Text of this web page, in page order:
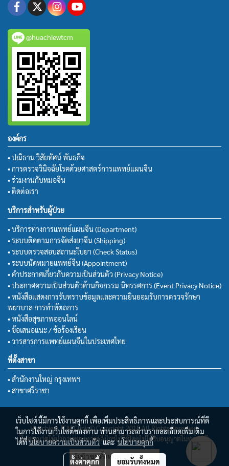
@huachiewtcm
องค์กร
• ปณิธาน วิสัยทัศน์ พันธกิจ
• การตรวจวินิจฉัยโรคด้วยศาสตร์การแพทย์แผนจีน
• ร่วมงานกับหมอจีน
• ติดต่อเรา
บริการสำหรับผู้ป่วย
• บริการทางการแพทย์แผนจีน (Department)
• ระบบติดตามการจัดส่งยาจีน (Shipping)
• ระบบตรวจสอบสถานะใบยา (Check Status)
• ระบบนัดหมายแพทย์จีน (Appointment)
• คำประกาศเกี่ยวกับความเป็นส่วนตัว (Privacy Notice)
• ประกาศความเป็นส่วนตัวด้านกิจกรรม นิทรรศการ (Event Privacy Notice)
• หนังสือแสดงการรับทราบข้อมูลและความยินยอมรับการตรวจรักษา
พยาบาล การทำหัตถการ
• หนังสือสุขภาพออนไลน์
• ข้อเสนอแนะ / ข้อร้องเรียน
• วารสารการแพทย์แผนจีนในประเทศไทย
ที่ตั้งสาขา
• สำนักงานใหญ่ กรุงเทพฯ
• สาขาศรีราชา
Huachiew TCM Clinic© Copyright 2018 All Rights Reserved.
ไม่อนุญาตให้นำภาพของทางคลินิกฯไปใช้โดยไม่ได้รับอนุญาตในทุกกรณี
ผู้เข้าชมทั้งหมด
เว็บไซต์นี้มีการใช้งานคุกกี้ เพื่อเพิ่มประสิทธิภาพและประสบการณ์ที่ดี
ในการใช้งานเว็บไซต์ของท่าน ท่านสามารถอ่านรายละเอียดเพิ่มเติม
ได้ที่นโยบายความเป็นส่วนตัวและนโยบายคุกกี้
ตั้งค่าคุกกี้ ยอมรับทั้งหมด